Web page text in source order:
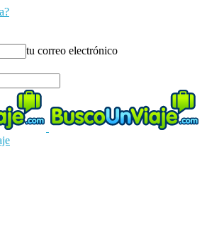
tu correo electrónico